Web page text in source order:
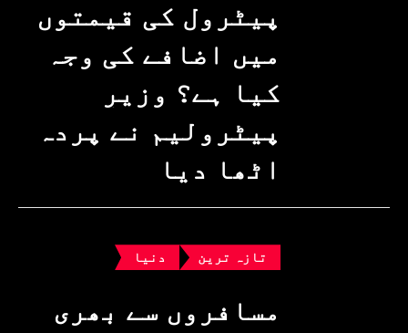
پیٹرول کی قیمتوں
میں اضافے کی وجہ
کیا ہے؟ وزیرِ
پیٹرولیم نے پردہ
اٹھا دیا
تازہ ترین دنیا
مسافروں سے بھری